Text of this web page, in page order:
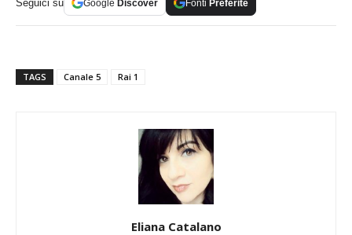
Seguici su Google Discover Fonti Preferite
TAGS Canale 5 Rai 1
Eliana Catalano